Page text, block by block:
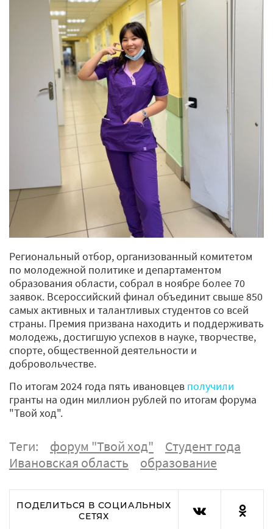
Региональный отбор, организованный комитетом
по молодежной политике и департаментом
образования области, собрал в ноябре более 70
заявок. Всероссийский финал объединит свыше 850
самых активных и талантливых студентов со всей
страны. Премия призвана находить и поддерживать
молодежь, достигшую успехов в науке, творчестве,
спорте, общественной деятельности и
добровольчестве.
По итогам 2024 года пять ивановцев получили
гранты на один миллион рублей по итогам форума
"Твой ход".
Теги: форум "Твой ход"
Студент года
Ивановская область
образование
ПОДЕЛИТЬСЯ В СОЦИАЛЬНЫХ
СЕТЯХ